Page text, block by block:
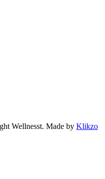
Wellnesst. Made by Klikzo